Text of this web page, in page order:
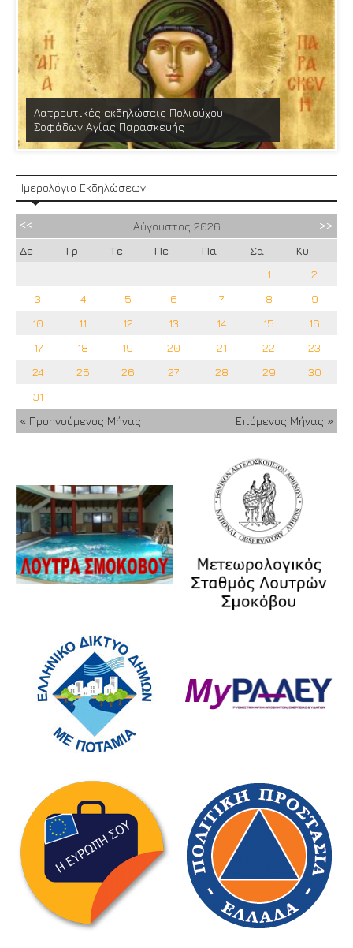
Λατρευτικές εκδηλώσεις Πολιούχου
Σοφάδων Αγίας Παρασκευής
Ημερολόγιο Εκδηλώσεων
Αύγουστος 2026
Δε
Τρ Τε Πε Πα Σα
Κυ
1
2
3
4 5 6 7 8
9
10
11 12 13 14 15
16
17
18 19 20 21 22
23
24
25 26 27 28 29
30
31
« Προηγούμενος Μήνας
Επόμενος Μήνας »